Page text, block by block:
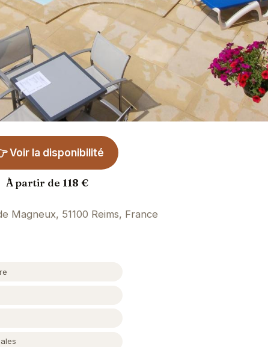
Voir la disponibilité
À partir de 118 €
Magneux, 51100 Reims, France